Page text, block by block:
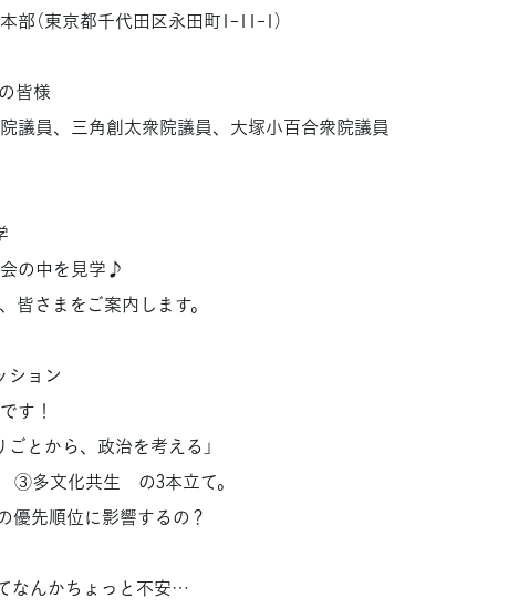
（東京都千代田区永田町1-11-1）
皆様
議員、三角創太衆院議員、大塚小百合衆院議員
の中を見学♪
さまをご案内します。
ション
す！
とから、政治を考える」
多文化共生 の3本立て。
優先順位に影響するの？
なんかちょっと不安…